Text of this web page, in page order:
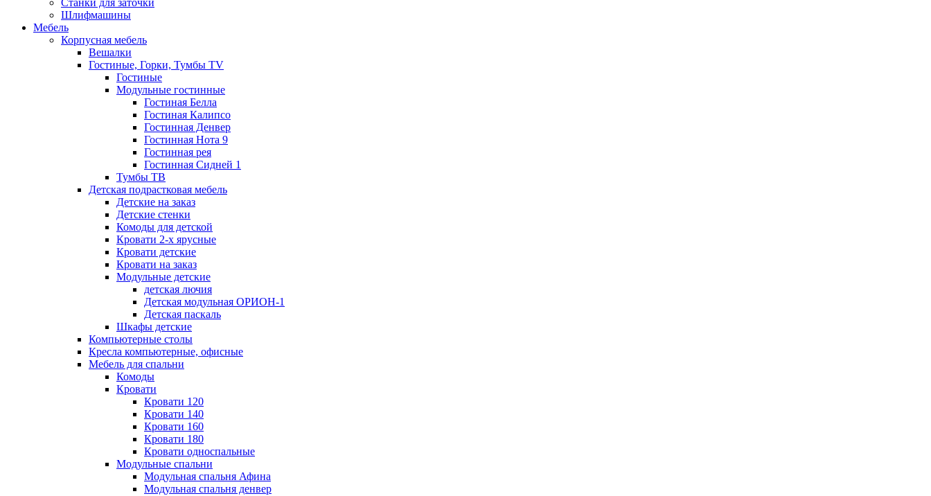
Станки для заточки
Шлифмашины
Мебель
Корпусная мебель
Вешалки
Гостиные, Горки, Тумбы TV
Гостиные
Модульные гостинные
Гостиная Белла
Гостиная Калипсо
Гостинная Денвер
Гостинная Нота 9
Гостинная рея
Гостинная Сидней 1
Тумбы ТВ
Детская подрастковая мебель
Детские на заказ
Детские стенки
Комоды для детской
Кровати 2-х ярусные
Кровати детские
Кровати на заказ
Модульные детские
детская лючия
Детская модульная ОРИОН-1
Детская паскаль
Шкафы детские
Компьютерные столы
Кресла компьютерные, офисные
Мебель для спальни
Комоды
Кровати
Кровати 120
Кровати 140
Кровати 160
Кровати 180
Кровати односпальные
Модульные спальни
Модульная спальня Афина
Модульная спальня денвер